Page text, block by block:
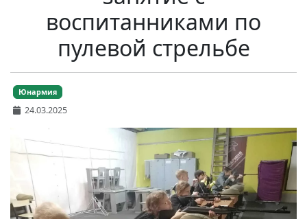
воспитанниками по
пулевой стрельбе
Юнармия
24.03.2025